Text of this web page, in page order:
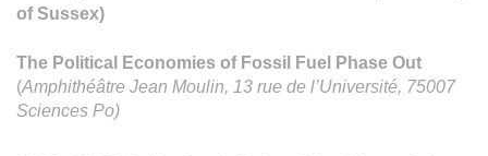
of Sussex)
The Political Economies of Fossil Fuel Phase Out
(Amphithéâtre Jean Moulin, 13 rue de l’Université, 75007
Sciences Po)